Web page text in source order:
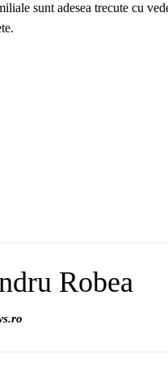
sunt adesea trecute cu
Robea